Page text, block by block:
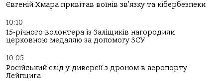
Євгеній Хмара привітав воїнів зв’язку та кібербезпеки
10:10
15-річного волонтера із Заліщиків нагородили
церковною медаллю за допомогу ЗСУ
10:05
Російський слід у диверсії з дроном в аеропорту
Лейпцига